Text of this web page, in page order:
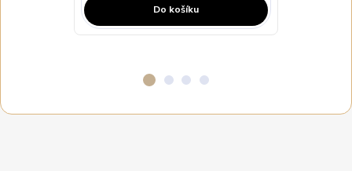
Do košíku